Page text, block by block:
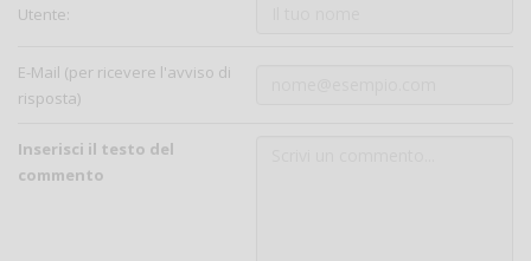
Utente:
E-Mail (per ricevere l'avviso di
risposta)
Inserisci il testo del
commento